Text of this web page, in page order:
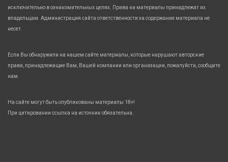
исключительно в ознакомительных целях. Права на материалы принадлежат их
владельцам. Администрация сайта ответственности за содержание материала не
несет.
Если Вы обнаружили на нашем сайте материалы, которые нарушают авторские
права, принадлежащие Вам, Вашей компании или организации, пожалуйста, сообщите
нам.
На сайте могут быть опубликованы материалы 18+!
При цитировании ссылка на источник обязательна.